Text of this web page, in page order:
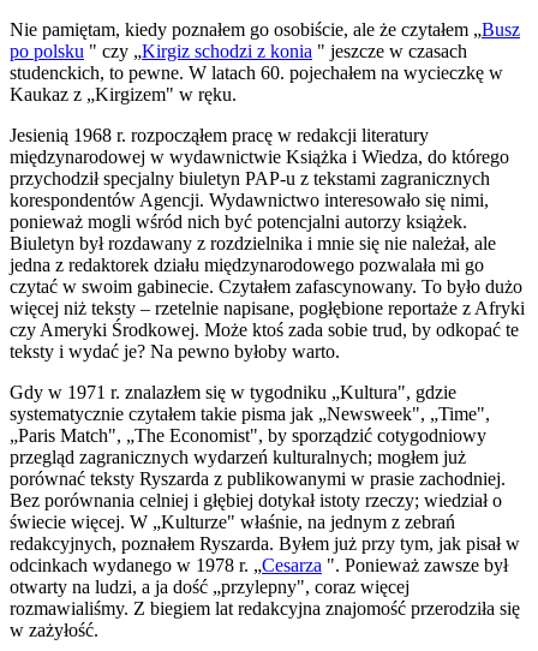
Nie pamiętam, kiedy poznałem go osobiście, ale że czytałem „Busz
po polsku " czy „Kirgiz schodzi z konia " jeszcze w czasach
studenckich, to pewne. W latach 60. pojechałem na wycieczkę w
Kaukaz z „Kirgizem" w ręku.
Jesienią 1968 r. rozpocząłem pracę w redakcji literatury
międzynarodowej w wydawnictwie Książka i Wiedza, do którego
przychodził specjalny biuletyn PAP-u z tekstami zagranicznych
korespondentów Agencji. Wydawnictwo interesowało się nimi,
ponieważ mogli wśród nich być potencjalni autorzy książek.
Biuletyn był rozdawany z rozdzielnika i mnie się nie należał, ale
jedna z redaktorek działu międzynarodowego pozwalała mi go
czytać w swoim gabinecie. Czytałem zafascynowany. To było dużo
więcej niż teksty – rzetelnie napisane, pogłębione reportaże z Afryki
czy Ameryki Środkowej. Może ktoś zada sobie trud, by odkopać te
teksty i wydać je? Na pewno byłoby warto.
Gdy w 1971 r. znalazłem się w tygodniku „Kultura", gdzie
systematycznie czytałem takie pisma jak „Newsweek", „Time",
„Paris Match", „The Economist", by sporządzić cotygodniowy
przegląd zagranicznych wydarzeń kulturalnych; mogłem już
porównać teksty Ryszarda z publikowanymi w prasie zachodniej.
Bez porównania celniej i głębiej dotykał istoty rzeczy; wiedział o
świecie więcej. W „Kulturze" właśnie, na jednym z zebrań
redakcyjnych, poznałem Ryszarda. Byłem już przy tym, jak pisał w
odcinkach wydanego w 1978 r. „Cesarza ". Ponieważ zawsze był
otwarty na ludzi, a ja dość „przylepny", coraz więcej
rozmawialiśmy. Z biegiem lat redakcyjna znajomość przerodziła się
w zażyłość.